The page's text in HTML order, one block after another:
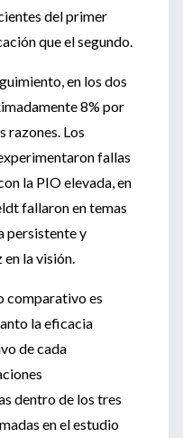
del primer
que el segundo.
en los dos
8% por
razones. Los
fallas
la PIO elevada, en
fallaron en temas
persistente y
la visión.
comparativo es
la eficacia
de cada
dentro de los tres
en el estudio